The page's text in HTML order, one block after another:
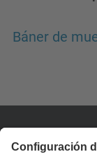
Báner de
Contacto